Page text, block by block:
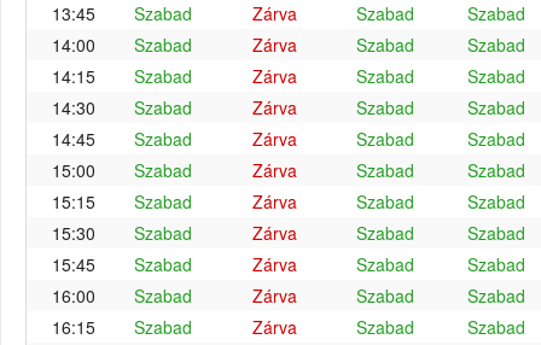
13:45
Szabad Zárva Szabad
Szabad
14:00
Szabad Zárva Szabad
Szabad
14:15
Szabad Zárva Szabad
Szabad
14:30
Szabad Zárva Szabad
Szabad
14:45
Szabad Zárva Szabad
Szabad
15:00
Szabad Zárva Szabad
Szabad
15:15
Szabad Zárva Szabad
Szabad
15:30
Szabad Zárva Szabad
Szabad
15:45
Szabad Zárva Szabad
Szabad
16:00
Szabad Zárva Szabad
Szabad
16:15
Szabad Zárva Szabad Szabad